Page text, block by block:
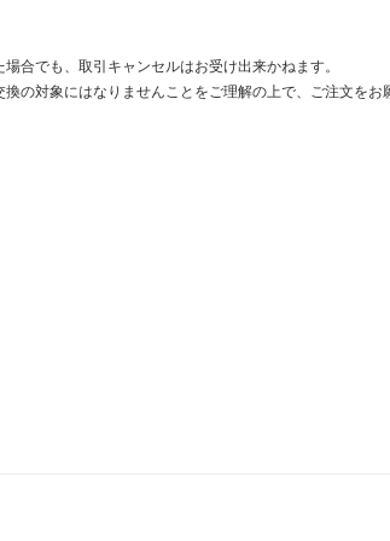
合でも、取引キャンセルはお受け出来かねます。
の対象にはなりませんことをご理解の上で、ご注文をお